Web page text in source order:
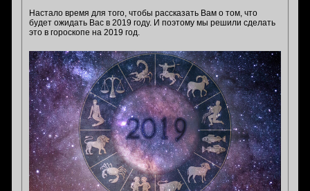
Настало время для того, чтобы рассказать Вам о том, что
будет ожидать Вас в 2019 году. И поэтому мы решили сделать
это в гороскопе на 2019 год.